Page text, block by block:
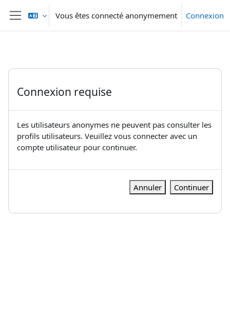
Passer au contenu principal
Panneau latéral
Vous êtes connecté anonymement Connexion
Connexion requise
Les utilisateurs anonymes ne peuvent pas consulter les
profils utilisateurs. Veuillez vous connecter avec un
compte utilisateur pour continuer.
Annuler Continuer